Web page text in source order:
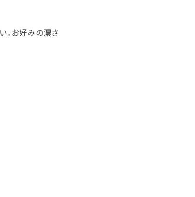
。お好みの濃さ